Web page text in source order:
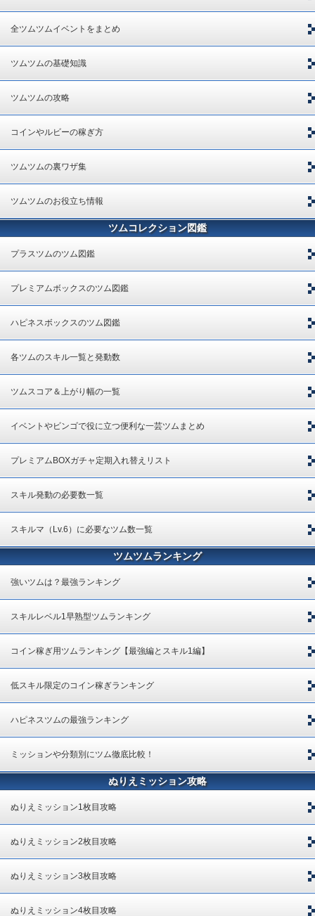
全ツムツムイベントをまとめ
ツムツムの基礎知識
ツムツムの攻略
コインやルビーの稼ぎ方
ツムツムの裏ワザ集
ツムツムのお役立ち情報
ツムコレクション図鑑
プラスツムのツム図鑑
プレミアムボックスのツム図鑑
ハピネスボックスのツム図鑑
各ツムのスキル一覧と発動数
ツムスコア＆上がり幅の一覧
イベントやビンゴで役に立つ便利な一芸ツムまとめ
プレミアムBOXガチャ定期入れ替えリスト
スキル発動の必要数一覧
スキルマ（Lv.6）に必要なツム数一覧
ツムツムランキング
強いツムは？最強ランキング
スキルレベル1早熟型ツムランキング
コイン稼ぎ用ツムランキング【最強編とスキル1編】
低スキル限定のコイン稼ぎランキング
ハピネスツムの最強ランキング
ミッションや分類別にツム徹底比較！
ぬりえミッション攻略
ぬりえミッション1枚目攻略
ぬりえミッション2枚目攻略
ぬりえミッション3枚目攻略
ぬりえミッション4枚目攻略